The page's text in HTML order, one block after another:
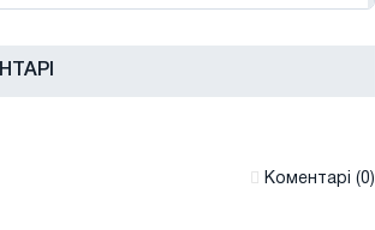
Коментарі (0)